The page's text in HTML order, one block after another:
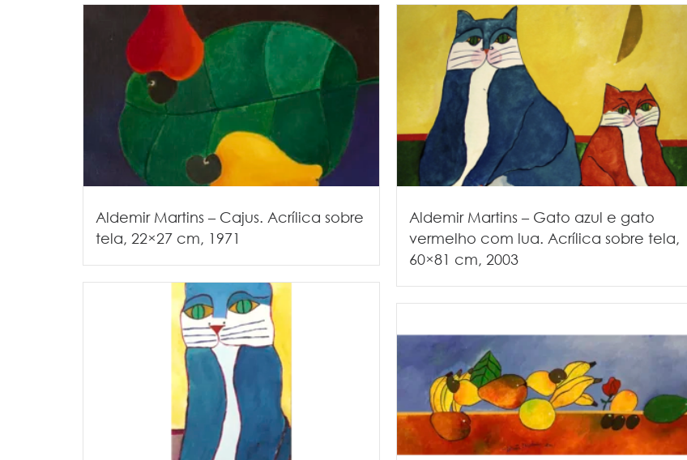
Aldemir Martins – Cajus. Acrílica sobre
tela, 22×27 cm, 1971
Aldemir Martins – Gato azul e gato
vermelho com lua. Acrílica sobre tela,
60×81 cm, 2003